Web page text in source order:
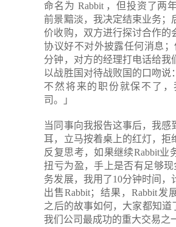
命名为 Rabbit ，但投资了两
前景黯淡，我决定结束业务；
价收购，双方进行探讨合作的
协议好不对外披露任何消息
分钟，对方的经理打电话给我
以战胜国对待战败国的口吻说
不然将来的职份就保不了
司。」
当同事向我报告这事后，我感
耳，立马按着桌上的红灯，拒
反复思考，如果继续Rabbit业
扭亏为盈，手上是否有足够现
务发展，我用了10分钟时间，
出售Rabbit；结果，Rabbit发
之后的故事如何，大家都知道
我们公司最成功的重大交易之